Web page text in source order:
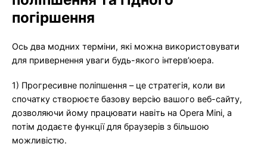
погіршення
Ось два модних терміни, які можна використовувати
для привернення уваги будь-якого інтерв’юера.
1) Прогресивне поліпшення – це стратегія, коли ви
спочатку створюєте базову версію вашого веб-сайту,
дозволяючи йому працювати навіть на Opera Mini, а
потім додаєте функції для браузерів з більшою
можливістю.